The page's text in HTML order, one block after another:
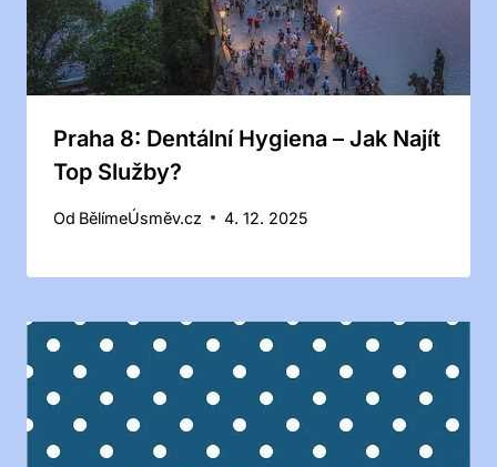
Praha 8: Dentální Hygiena – Jak Najít
Top Služby?
Od BělímeÚsměv.cz 4. 12. 2025